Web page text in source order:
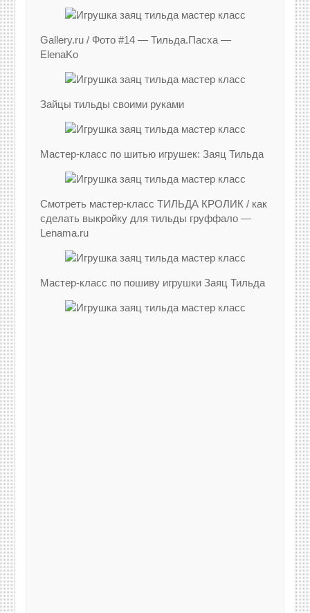
Gallery.ru / Фото #14 — Тильда.Пасха —
ElenaKo
Зайцы тильды своими руками
Мастер-класс по шитью игрушек: Заяц Тильда
Смотреть мастер-класс ТИЛЬДА КРОЛИК / как
сделать выкройку для тильды груффало —
Lenama.ru
Мастер-класс по пошиву игрушки Заяц Тильда